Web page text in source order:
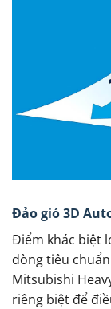
Đảo gió 3D
Điểm khác biệt
dòng tiêu
Mitsubishi
riêng biệt để